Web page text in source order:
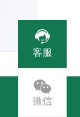
客服
微信